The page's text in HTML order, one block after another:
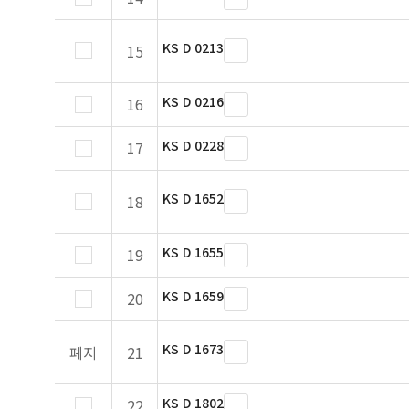
15 KS D 0213
16 KS D 0216
17 KS D 0228
18 KS D 1652
19 KS D 1655
20 KS D 1659
폐지 21 KS D 1673
KS D 1802